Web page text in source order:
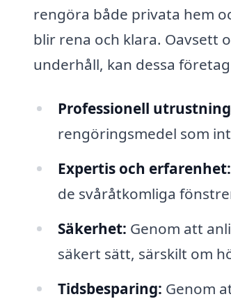
rengöra både privata hem
blir rena och klara. Oavsett
underhåll, kan dessa
Professionell
rengöringsmedel som
Expertis och erfarenhet:
de svåråtkomliga
Säkerhet: Genom att
säkert sätt, särskilt om
Tidsbesparing: Genom